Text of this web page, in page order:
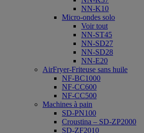
NN-K10
Micro-ondes solo
Voir tout
NN-ST45
NN-SD27
NN-SD28
NN-E20
AirFryer-Friteuse sans huile
NF-BC1000
NF-CC600
NF-CC500
Machines à pain
SD-PN100
Croustina – SD-ZP2000
SD-ZF2010